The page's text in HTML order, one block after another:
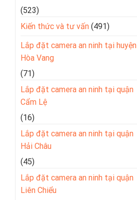
(523)
Kiến thức và tư vấn (491)
Lắp đặt camera an ninh tại huyện
Hòa Vang
(71)
Lắp đặt camera an ninh tại quận
Cẩm Lệ
(16)
Lắp đặt camera an ninh tại quận
Hải Châu
(45)
Lắp đặt camera an ninh tại quận
Liên Chiểu